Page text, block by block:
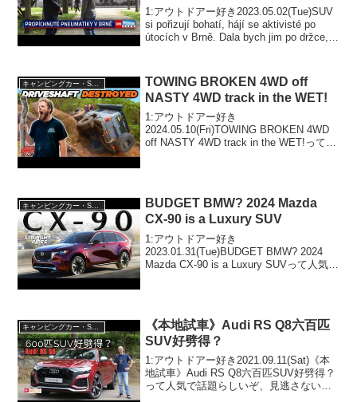
majitelka
1:アウトドアー好き2023.05.02(Tue)SUV
si pořizují bohatí, hájí se aktivisté po
útocích v Brně. Dala bych jim po držce,
キャンピングカー・SUV人気車種
TOWING BROKEN 4WD off
NASTY 4WD track in the WET!
1:アウトドアー好き
2024.05.10(Fri)TOWING BROKEN 4WD
off NASTY 4WD track in the WET!って人
BUDGET BMW? 2024 Mazda
CX-90 is a Luxury SUV
1:アウトドアー好き
2023.01.31(Tue)BUDGET BMW? 2024
Mazda CX-90 is a Luxury SUVって人気で
《本地試車》Audi RS Q8六百匹
SUV好劈得？
1:アウトドアー好き2021.09.11(Sat)《本
地試車》Audi RS Q8六百匹SUV好劈得？
って人気で話題らしいぞ、見逃さない